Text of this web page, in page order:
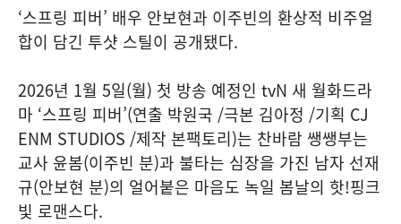
‘스프링 피버’ 배우 안보현과 이주빈의 환상적 비주얼
합이 담긴 투샷 스틸이 공개됐다.
2026년 1월 5일(월) 첫 방송 예정인 tvN 새 월화드라
마 ‘스프링 피버’(연출 박원국 /극본 김아정 /기획 CJ
ENM STUDIOS /제작 본팩토리)는 찬바람 쌩쌩부는
교사 윤봄(이주빈 분)과 불타는 심장을 가진 남자 선재
규(안보현 분)의 얼어붙은 마음도 녹일 봄날의 핫!핑크
빛 로맨스다.